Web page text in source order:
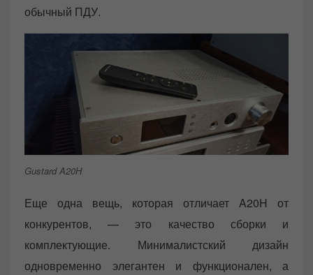
обычный ПДУ.
Gustard A20H
Еще одна вещь, которая отличает A20H от
конкурентов, — это качество сборки и
комплектующие. Минималистский дизайн
одновременно элегантен и функционален, а